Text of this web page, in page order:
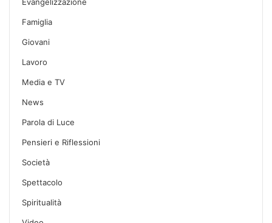
Famiglia
Giovani
Lavoro
Media e TV
News
Parola di Luce
Pensieri e Riflessioni
Società
Spettacolo
Spiritualità